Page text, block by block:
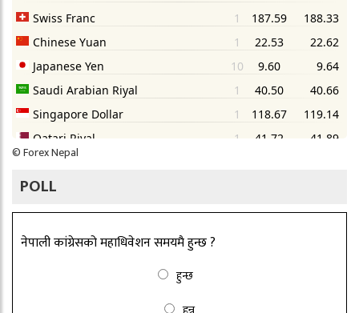
©Forex Nepal
POLL
नेपाली कांग्रेसको महाधिवेशन समयमै हुन्छ ?
हुन्छ